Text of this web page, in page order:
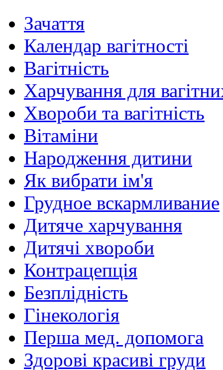
Зачаття
Календар вагітності
Вагітність
Харчування для
Хвороби та вагітність
Вітаміни
Народження дитини
Як вибрати ім'я
Грудное вскармливание
Дитяче харчування
Дитячі хвороби
Контрацепція
Безплідність
Гінекологія
Перша мед. допомога
Здорові красиві груди